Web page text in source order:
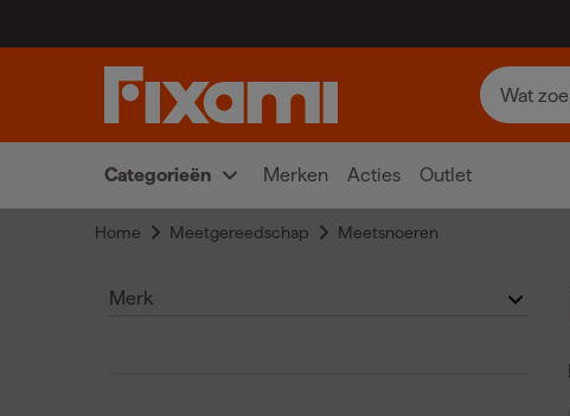
Categorieën Merken Acties Outlet
Home Meetgereedschap Meetsnoeren
Merk